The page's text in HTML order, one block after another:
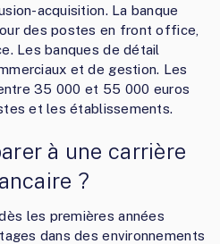
acquisition. La banque
des postes en front office,
Les banques de détail
et de gestion. Les
35 000 et 55 000 euros
et les établissements.
à une carrière
?
les premières années
dans des environnements